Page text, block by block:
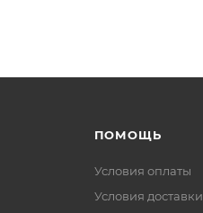
ПОМОЩЬ
Условия оплаты
Условия доставки